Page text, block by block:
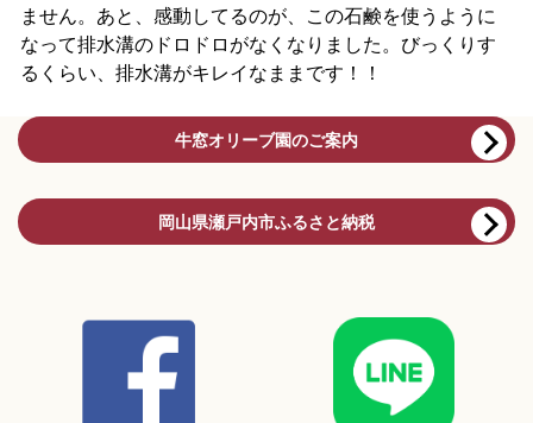
ません。あと、感動してるのが、この石鹸を使うように
なって排水溝のドロドロがなくなりました。びっくりす
るくらい、排水溝がキレイなままです！！
牛窓オリーブ園のご案内
岡山県瀬戸内市ふるさと納税